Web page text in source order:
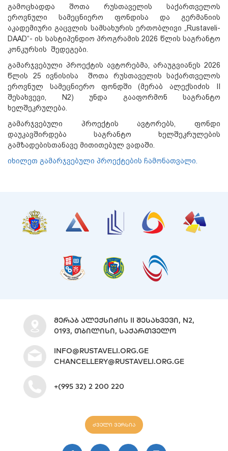
გამოცხადდა შოთა რუსთაველის საქართველოს
ეროვნული სამეცნიერო ფონდისა და გერმანიის
აკადემიური გაცვლის სამსახურის ერთობლივი „Rustaveli-
DAAD“- ის სასტიპენდიო პროგრამის 2026 წლის საგრანტო
კონკურსის შედეგები.
გამარჯვებული პროექტის ავტორებმა, არაუგვიანეს 2026
წლის 25 ივნისისა შოთა რუსთაველის საქართველოს
ეროვნულ სამეცნიერო ფონდში (მერაბ ალექსიძის II
შესახვევი, N2) უნდა გააფორმონ საგრანტო
ხელშეკრულება.
გამარჯვებული პროექტის ავტორებს, ფონდი
დაუკავშირდება საგრანტო ხელშეკრულების
გამზადებისთანავე მითითებულ ვადაში.
იხილეთ გამარჯვებული პროექტების ჩამონათვალი.
ᲛᲔᲠᲐᲑ ᲐᲚᲔᲥᲡᲘᲫᲘᲡ II ᲨᲔᲡᲐᲮᲕᲔᲕᲘ, N2,
0193, ᲗᲑᲘᲚᲘᲡᲘ, ᲡᲐᲥᲐᲠᲗᲕᲔᲚᲝ
INFO@RUSTAVELI.ORG.GE
CHANCELLERY@RUSTAVELI.ORG.GE
+(995 32) 2 200 220
ძველი ვერსია